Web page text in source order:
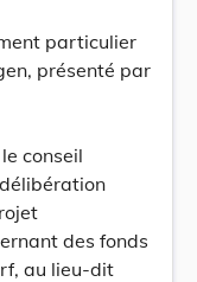
particulier
présenté par
conseil
des fonds
au lieu-dit